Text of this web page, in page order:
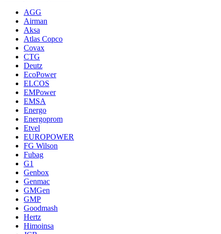
AGG
Airman
Aksa
Atlas Copco
Covax
CTG
Deutz
EcoPower
ELCOS
EMPower
EMSA
Energo
Energoprom
Etvel
EUROPOWER
FG Wilson
Fubag
G1
Genbox
Genmac
GMGen
GMP
Goodmash
Hertz
Himoinsa